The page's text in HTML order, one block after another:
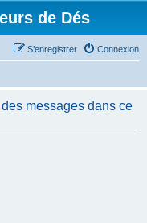
de Dés
Connexion
S’enregistrer
messages dans ce